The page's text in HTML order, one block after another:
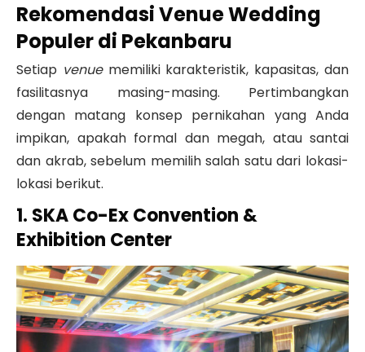
Rekomendasi Venue Wedding
Populer di Pekanbaru
Setiap venuememiliki karakteristik, kapasitas, dan
fasilitasnya masing-masing. Pertimbangkan
dengan matang konsep pernikahan yang Anda
impikan, apakah formal dan megah, atau santai
dan akrab, sebelum memilih salah satu dari lokasi-
lokasi berikut.
1. SKA Co-Ex Convention &
Exhibition Center